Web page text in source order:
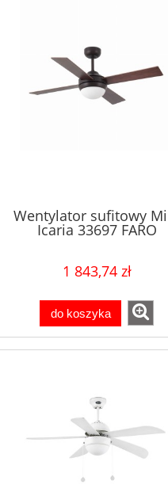
Wentylator sufitowy
Icaria 33697 FARO
1 843,74 zł
do koszyka